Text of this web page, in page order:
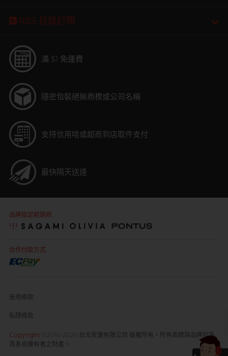
RSS 目錄訂閲
滿 $1 免運費
隱密包裝絕無商標或公司名稱
支持信用咭或超商到店取件支付
最快隔天送達
品牌指定經銷商
合作付款方式
使用條款
私隱條款
Copyright ©2016-2026 台北安滙有限公司 版權所有。所有商標與品牌均為
其各自擁有者之財產。